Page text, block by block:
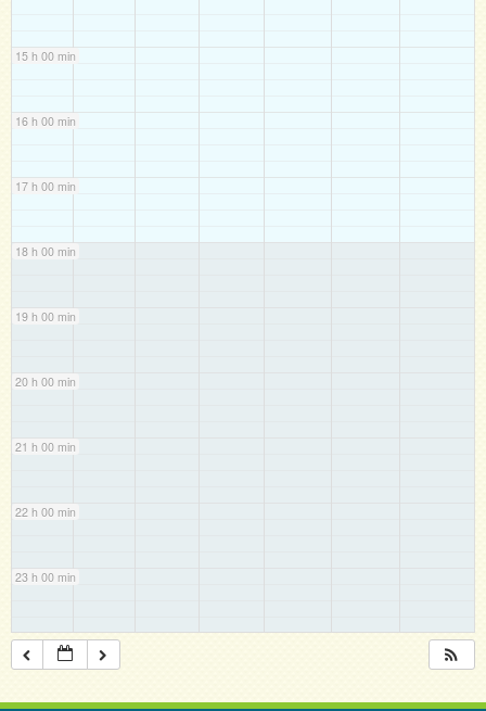
15 h 00 min
16 h 00 min
17 h 00 min
18 h 00 min
19 h 00 min
20 h 00 min
21 h 00 min
22 h 00 min
23 h 00 min